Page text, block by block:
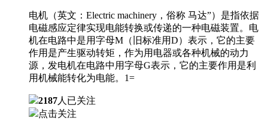
电机（英文：Electric machinery，俗称 马达”）是指依据
电磁感应定律实现电能转换或传递的一种电磁装置。电
机在电路中是用字母M（旧标准用D）表示，它的主要
作用是产生驱动转矩，作为用电器或各种机械的动力
源，发电机在电路中用字母G表示，它的主要作用是利
用机械能转化为电能。1=
2187人已关注
点击关注